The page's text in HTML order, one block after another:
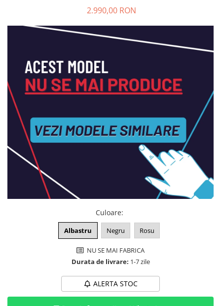
⬇ MARCI
➔ Kuba
➔ Jinpeng/AMR
➔ RDB
➔ Ruris
➔ Arora
PIESE DE SCHIMB
Baterii
Camere
Cauciucuri
Controllere
Incarcatoare
ACCESORII
Toate accesoriile la Triciclete
Masina Electrica RDB
Masina Electrica 25 km/h
2.990,00 RON
Culoare:
Albastru Negru Rosu
NU SE MAI FABRICA
Durata de livrare: 1-7 zile
ALERTA STOC